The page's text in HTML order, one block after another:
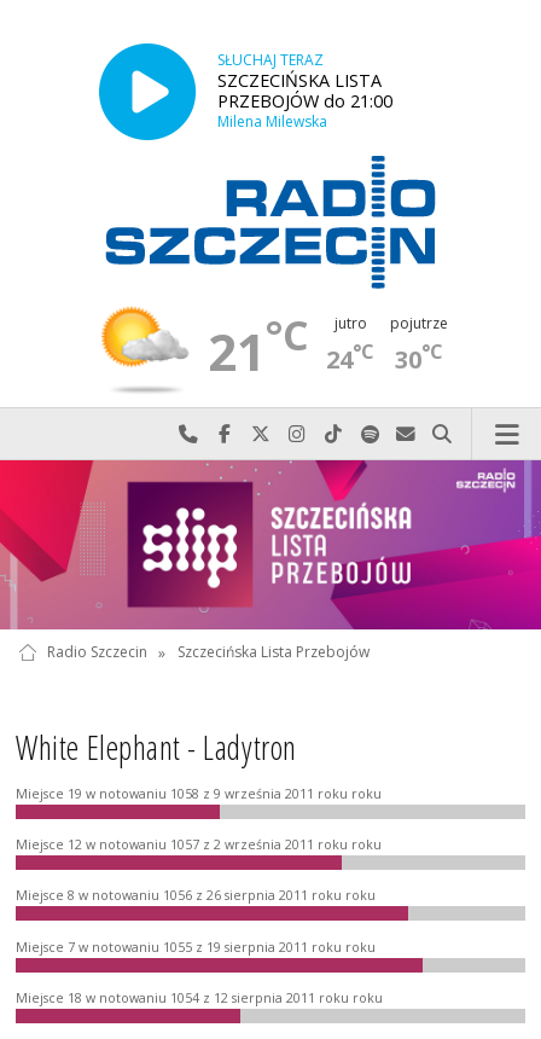
SŁUCHAJ TERAZ
SZCZECIŃSKA LISTA
PRZEBOJÓW do 21:00
Milena Milewska
21°C jutro
24°C
pojutrze
30°C
Najlepiej po prostu do nas zadzwoń
Odwiedź nas na Facebook-u
Odwiedź nas na X
Odwiedź nas na Instagram-ie
Odwiedź nas na TikTok-u
Szukaj nas na Spotify
Wyślij do nas
Szukaj
Radio Szczecin » Szczecińska Lista Przebojów
White Elephant - Ladytron
Miejsce 19 w notowaniu 1058 z 9 września 2011 roku roku
Miejsce 12 w notowaniu 1057 z 2 września 2011 roku roku
Miejsce 8 w notowaniu 1056 z 26 sierpnia 2011 roku roku
Miejsce 7 w notowaniu 1055 z 19 sierpnia 2011 roku roku
Miejsce 18 w notowaniu 1054 z 12 sierpnia 2011 roku roku